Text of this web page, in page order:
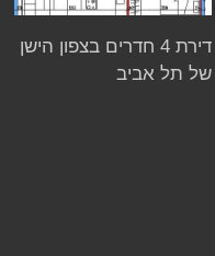
דירת 4 חדרים בצפון הישן
של תל אביב